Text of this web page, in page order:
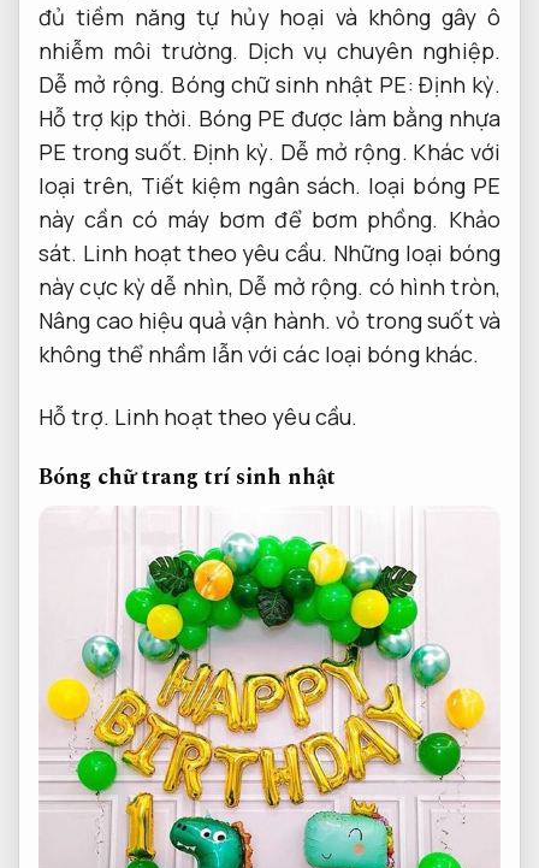
đủ tiềm năng tự hủy hoại và không gây ô
nhiễm môi trường. Dịch vụ chuyên nghiệp.
Dễ mở rộng. Bóng chữ sinh nhật PE:Định kỳ.
Hỗ trợ kịp thời. Bóng PE được làm bằng nhựa
PE trong suốt. Định kỳ. Dễ mở rộng. Khác với
loại trên, Tiết kiệm ngân sách. loại bóng PE
này cần có máy bơm để bơm phồng. Khảo
sát. Linh hoạt theo yêu cầu. Những loại bóng
này cực kỳ dễ nhìn, Dễ mở rộng. có hình tròn,
Nâng cao hiệu quả vận hành. vỏ trong suốt và
không thể nhầm lẫn với các loại bóng khác.
Hỗ trợ. Linh hoạt theo yêu cầu.
Bóng chữ trang trí sinh nhật